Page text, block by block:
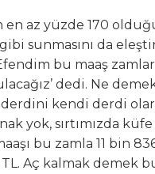
en az yüzde 170
sunmasını da
bu maaş
dedi. Ne
kendi derdi
yok, sırtımızda küfe
bu zamla 11 bin
Aç kalmak demek